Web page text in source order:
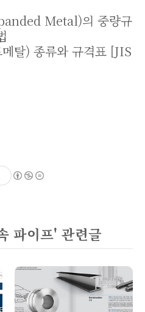
Metal)의 중량규
탈) 종류와 규격표 [JIS
파이프' 관련글